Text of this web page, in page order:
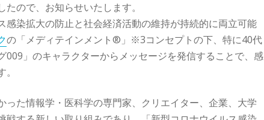
ので、お知らせいたします。
感染拡大の防止と社会経済活動の維持が持続的に両立可能
の「メディテインメント®」※3コンセプトの下、特に40代
009」のキャラクターからメッセージを発信することで、感
った情報学・医科学の専門家、クリエイター、企業、大学